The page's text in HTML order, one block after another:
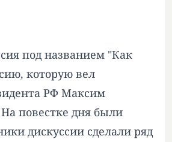
под названием "Как
которую вел
РФ Максим
повестке дня были
дискуссии сделали ряд